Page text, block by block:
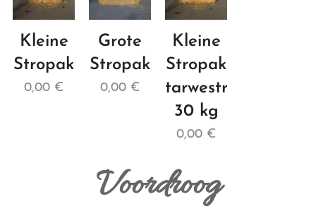
Kleine
Stropak
0,00 €
Grote
Stropak
0,00 €
Kleine
Stropak
tarwestro
30 kg
0,00 €
Voordroog